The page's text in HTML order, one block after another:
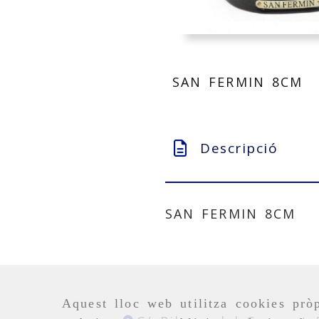
Aquest lloc web utilitza cookies
SAN FERMIN 8CM
Descripció
SAN FERMIN 8CM